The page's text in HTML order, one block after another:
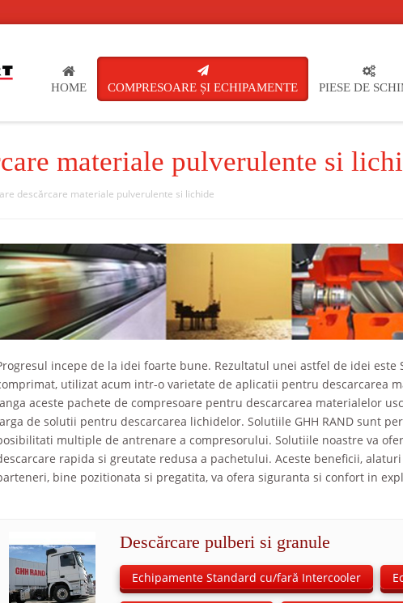
HOME COMPRESOARE ȘI ECHIPAMENTE PIESE DE
materiale pulverulente si
descărcare materiale pulverulente si lichide
incepe de la idei foarte bune. Rezultatul unei astfel de idei
utilizat acum intr-o varietate de aplicatii pentru descarcarea
aceste pachete de compresoare pentru descarcarea materialelor
de solutii pentru descarcarea lichidelor. Solutiile GHH RAND sunt
multiple de antrenare a compresorului. Solutiile noastre va
rapida si greutate redusa a pachetului. Aceste beneficii,
bine pozitionata si pregatita, va ofera siguranta si confort in
Descărcare pulberi si granule
Echipamente Standard cu/fară Intercooler